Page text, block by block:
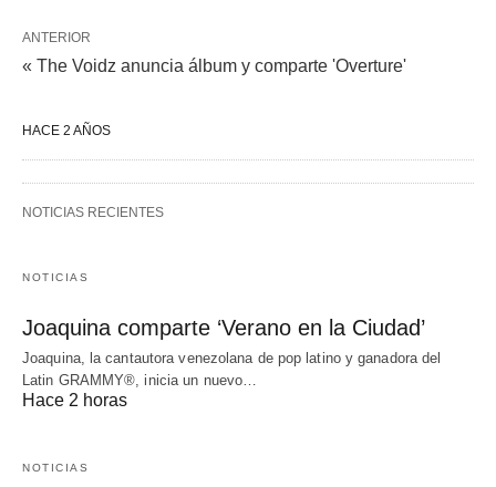
ANTERIOR
« The Voidz anuncia álbum y comparte 'Overture'
HACE 2 AÑOS
NOTICIAS RECIENTES
NOTICIAS
Joaquina comparte ‘Verano en la Ciudad’
Joaquina, la cantautora venezolana de pop latino y ganadora del
Latin GRAMMY®, inicia un nuevo…
Hace 2 horas
NOTICIAS